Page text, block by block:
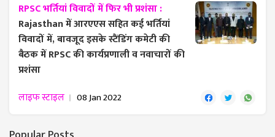
RPSC भर्तियां विवादों में फिर भी प्रशंसा :
Rajasthan में आरएएस सहित कई भर्तियां
विवादों में, बावजूद इसके स्टैंडिंग कमेटी की
बैठक में RPSC की कार्यप्रणाली व नवाचारों की
प्रशंसा
लाइफ स्टाइल 08 Jan 2022